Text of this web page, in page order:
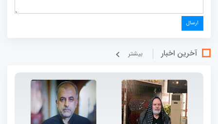
آخرین اخبار بيشتر